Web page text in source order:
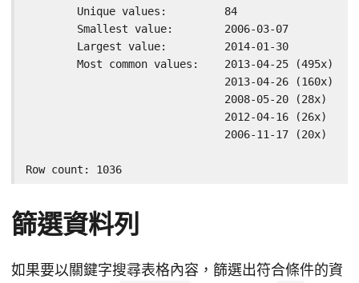
Row count: 1036
篩選資料列
如果要以關鍵字搜尋表格內容，篩選出符合條件的資